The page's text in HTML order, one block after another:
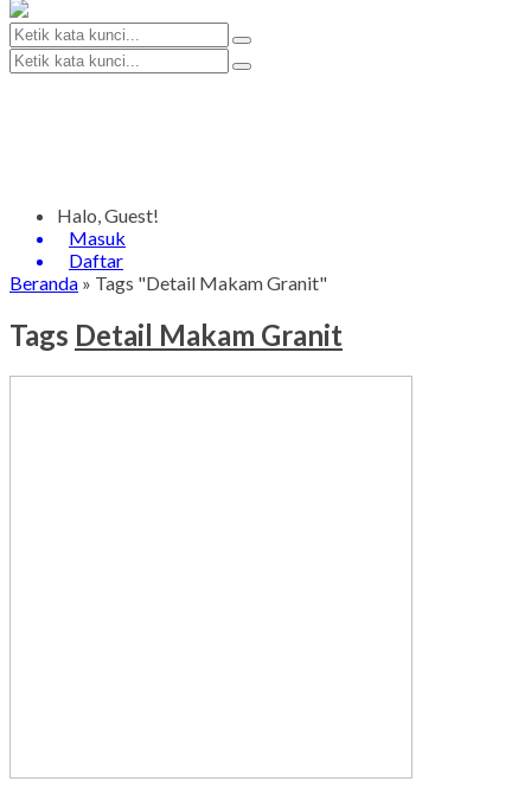
Halo, Guest!
Masuk
Daftar
Beranda » Tags "Detail Makam Granit"
Tags Detail Makam Granit